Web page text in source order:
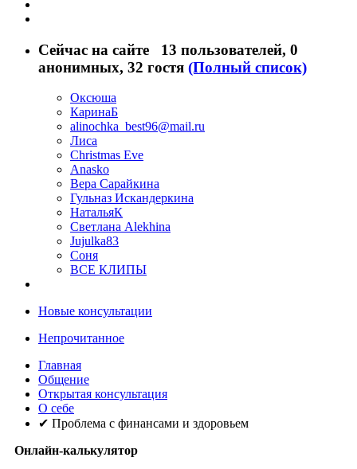
Сейчас на сайте 13 пользователей, 0
анонимных, 32 гостя (Полный список)
Оксюша
КаринаБ
alinochka_best96@mail.ru
Лиса
Christmas Eve
Anasko
Вера Сарайкина
Гульназ Искандеркина
НатальяК
Светлана Alekhina
Jujulka83
Соня
ВСЕ КЛИПЫ
Новые консультации
Непрочитанное
Главная
Общение
Открытая консультация
О себе
✔ Проблема с финансами и здоровьем
Онлайн-калькулятор